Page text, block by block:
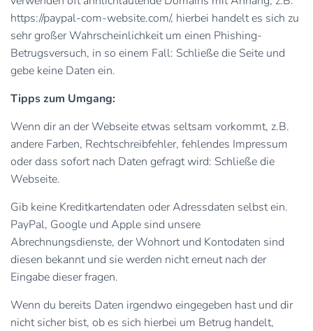
https://paypal-com-website.com/, hierbei handelt es sich zu
sehr großer Wahrscheinlichkeit um einen Phishing-
Betrugsversuch, in so einem Fall: Schließe die Seite und
gebe keine Daten ein.
Tipps zum Umgang:
Wenn dir an der Webseite etwas seltsam vorkommt, z.B.
andere Farben, Rechtschreibfehler, fehlendes Impressum
oder dass sofort nach Daten gefragt wird: Schließe die
Webseite.
Gib keine Kreditkartendaten oder Adressdaten selbst ein.
PayPal, Google und Apple sind unsere
Abrechnungsdienste, der Wohnort und Kontodaten sind
diesen bekannt und sie werden nicht erneut nach der
Eingabe dieser fragen.
Wenn du bereits Daten irgendwo eingegeben hast und dir
nicht sicher bist, ob es sich hierbei um Betrug handelt,